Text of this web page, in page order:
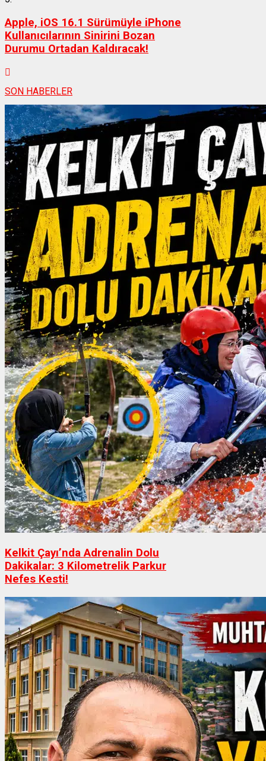
Apple, iOS 16.1 Sürümüyle iPhone
Kullanıcılarının Sinirini Bozan
Durumu Ortadan Kaldıracak!
SON HABERLER
Kelkit Çayı’nda Adrenalin Dolu
Dakikalar: 3 Kilometrelik Parkur
Nefes Kesti!